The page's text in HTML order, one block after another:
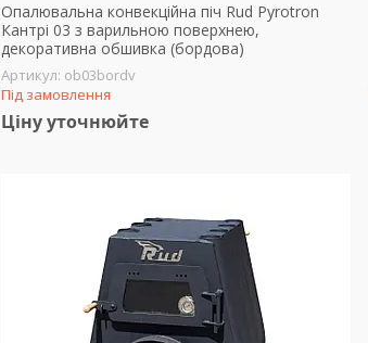
Опалювальна конвекційна піч Rud Pyrotron
Кантрі 03 з варильною поверхнею,
декоративна обшивка (бордова)
ob03bordv
Під замовлення
Ціну уточнюйте